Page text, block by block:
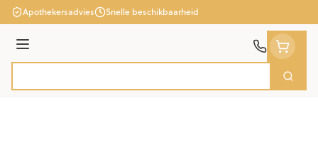
Ga naar de inhoud
Apothekersadvies Snelle beschikbaarheid
Menu
Zoek